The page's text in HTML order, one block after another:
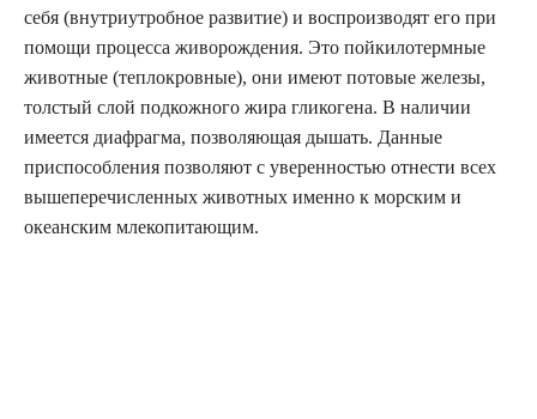
себя (внутриутробное развитие) и воспроизводят его при
помощи процесса живорождения. Это пойкилотермные
животные (теплокровные), они имеют потовые железы,
толстый слой подкожного жира гликогена. В наличии
имеется диафрагма, позволяющая дышать. Данные
приспособления позволяют с уверенностью отнести всех
вышеперечисленных животных именно к морским и
океанским млекопитающим.